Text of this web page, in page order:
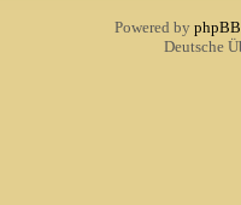
Powered by phpBB
Deutsche